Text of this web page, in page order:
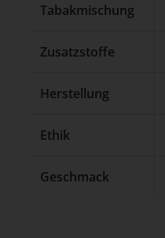
Tabakmischung
Zusatzstoffe
Herstellung
Ethik
Geschmack